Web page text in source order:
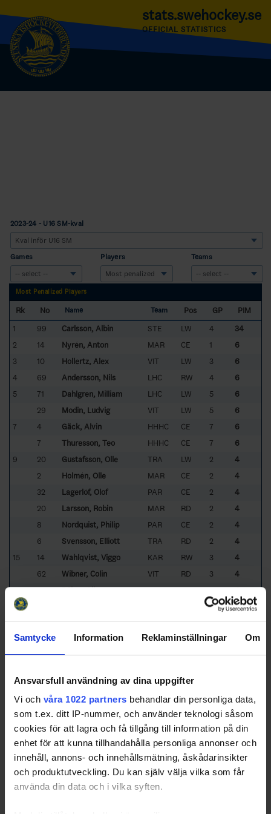
Samtycke Information Reklaminställningar Om
Ansvarsfull användning av dina uppgifter
Vi och våra 1022 partners behandlar din personliga data,
som t.ex. ditt IP-nummer, och använder teknologi såsom
cookies för att lagra och få tillgång till information på din
enhet för att kunna tillhandahålla personliga annonser och
innehåll, annons- och innehållsmätning, åskådarinsikter
och produktutveckling. Du kan själv välja vilka som får
använda din data och i vilka syften.
stats.swehockey.se
OFFICIAL STATISTICS
2023-24 - U16 SM-kval
Games Players Teams
Most Penalized Players
Rk No Name Team Pos GP
PIM
1
99 Carlsson, Albin STE LW 4
34
2
14 Nyrén, Anton MAR CE 1
6
3
10 Hollertz, Alex VIT LW 3
6
4
69 Andersson, Nils LHC RW 4
6
5
71 Dahlgren, Milliam LHC LW 5
6
29
Modin, Ludvig VIT LW 5
6
7
4 Gäck, Alvin HHHC CE 7
6
7
Thuresson, Teo HHHC CE 7
6
9
20 Gustafsson, Olle TRA LW 2
4
2
Holmén, Olle MAR CE 2
4
32
Lagerlöf, Olof PAR CE 2
4
20
Larsson, Robin MAR RD 2
4
8
Nordquist, Philip PAR CE 2
4
6
Svensson, Elliott TRA RD 2
4
15
14 Wahlqvist, Viggo KAR RW 3
4
62
Wibner, Colin VIT RD 3
4
17
13 Bülow, Olle LHC RW 4
4
4
4
23
Nymark, Johannes STE RD 4
4
39
Ryen-Jigström, Karl STE RD 4
21
12 Alawuru, Neo HHHC CE 5
4
LHC
24
10 Svensson, Mille HHHC CE 7
4
Sorted by higher
enalty inutes, minutes,
layed.
- Halmstad Hammers HC
- HC Vita Hästen
KAR- Karlskrona HK LHC- Linköping HC
MAR- Mariestad BoIS HC PAR- Partille HK